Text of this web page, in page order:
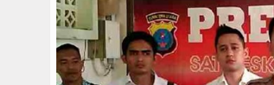
Liverpool vs Monaco
Gubernur Bobby
Tujuh Tewas dalam